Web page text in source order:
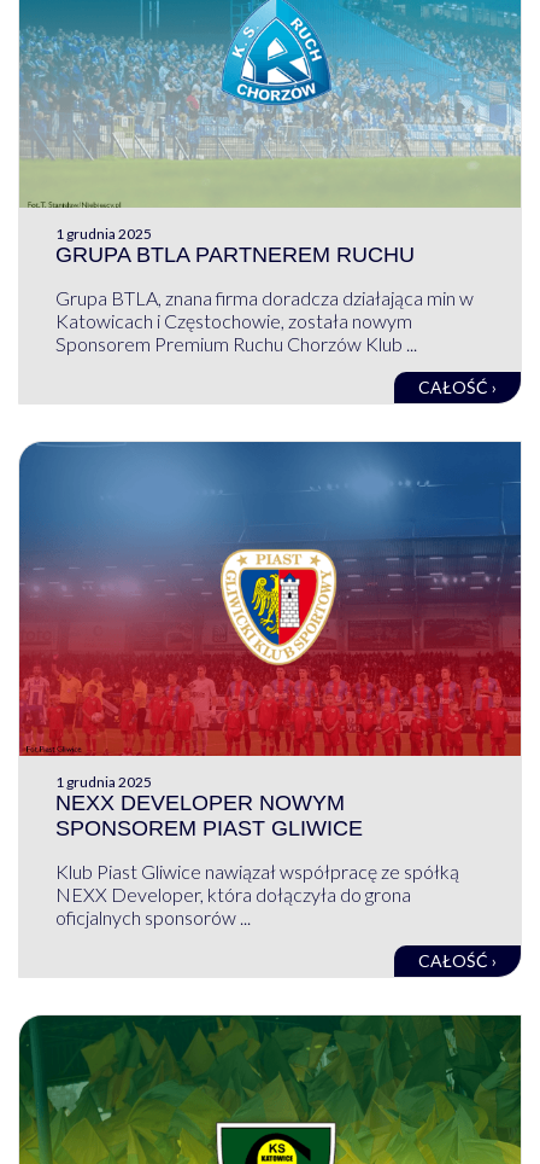
1 grudnia 2025
GRUPA BTLA PARTNEREM RUCHU
Grupa BTLA, znana firma doradcza działająca min w
Katowicach i Częstochowie, została nowym
Sponsorem Premium Ruchu Chorzów Klub ...
CAŁOŚĆ ›
1 grudnia 2025
NEXX DEVELOPER NOWYM
SPONSOREM PIAST GLIWICE
Klub Piast Gliwice nawiązał współpracę ze spółką
NEXX Developer, która dołączyła do grona
oficjalnych sponsorów ...
CAŁOŚĆ ›